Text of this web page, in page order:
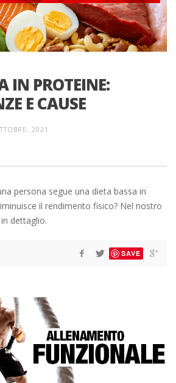
IN PROTEINE:
E CAUSE
2021
persona segue una dieta bassa in
il rendimento fisico? Nel nostro
dettaglio.
SAVE